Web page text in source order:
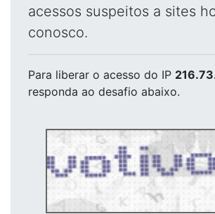
acessos suspeitos a sites
conosco.
Para liberar o acesso do IP
responda ao desafio abaixo.